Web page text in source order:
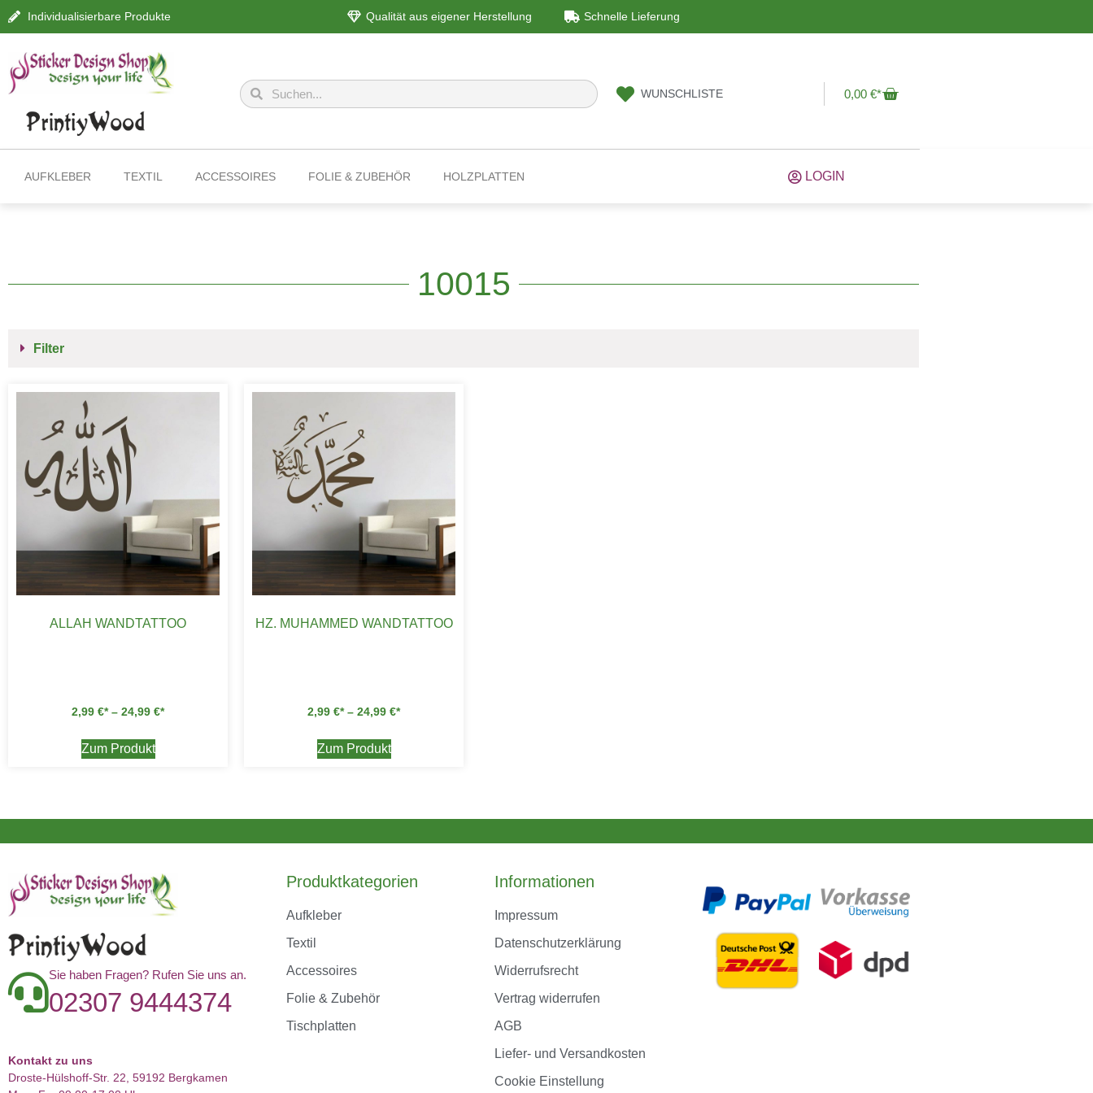
Individualisierbare Produkte Qualität aus eigener Herstellung Schnelle Lieferung
WUNSCHLISTE 0,00€
AUFKLEBER TEXTIL ACCESSOIRES FOLIE & ZUBEHÖR HOLZPLATTEN LOGIN
10015
Filter
ALLAH WANDTATTOO
2,99 € – 24,99 €
Zum Produkt
HZ. MUHAMMED WANDTATTOO
2,99 € – 24,99 €
Zum Produkt
Sie haben Fragen? Rufen Sie uns an.
02307 9444374
Kontakt zu uns
Droste-Hülshoff-Str. 22, 59192 Bergkamen
Produktkategorien
Aufkleber
Textil
Accessoires
Folie & Zubehör
Tischplatten
Informationen
Impressum
Datenschutzerklärung
Widerrufsrecht
Vertrag widerrufen
AGB
Liefer- und Versandkosten
Cookie Einstellung